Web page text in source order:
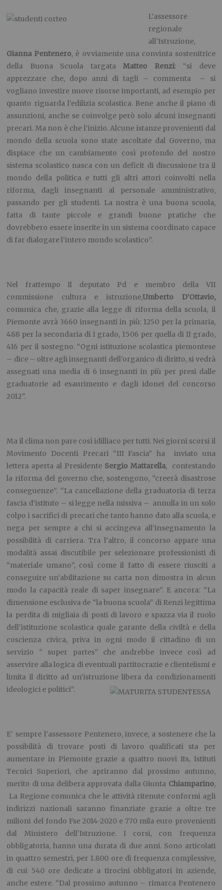
L’assessore
regionale
all’Istruzione,
Gianna Pentenero, è ovviamente una convinta sostenitrice
della Buona Scuola targataMatteo Renzi: “si deve
apprezzare che, dopo anni di tagli – commenta – si
vogliano investire nuove risorse importanti, ad esempio per
quanto riguarda l’edilizia scolastica. Bene anche il piano di
assunzioni, anche se coinvolge però solo alcuni insegnanti
precari. Ma non è che l’inizio. Alcune istanze provenienti dal
mondo della scuola sono state ascoltate dal Governo, ma
dispiace che un cambiamento così profondo del nostro
sistema scolastico nasca con un deficit di discussione tra il
mondo della politica e tutti gli altri attori coinvolti nella
riforma, dagli insegnanti al personale amministrativo,
passando per gli studenti. La nostra è una buona scuola,
fatta di tante piccole e grandi buone pratiche che
dovrebbero essere inserite in un sistema coordinato capace
di far dialogare l’intero mondo scolastico”.
Nel frattempo Il deputato Pd e membro della VII
commissione cultura e istruzione,Umberto D’Ottavio,
comunica che, grazie alla legge di riforma della scuola, il
Piemonte avrà 3660 insegnanti in più: 1250 per la primaria,
488 per la secondaria di I grado, 1506 per quella di II grado,
416 per il sostegno. “Ogni istituzione scolastica piemontese
– dice – oltre agli insegnanti dell’organico di diritto, si vedrà
assegnati una media di 6 insegnanti in più per presi dalle
graduatorie ad esaurimento e dagli idonei del concorso
2012”.
Ma il clima non pare così idilliaco per tutti. Nei giorni scorsi il
Movimento Docenti Precari “III Fascia” ha inviato una
lettera aperta al Presidente Sergio Mattarella, contestando
la riforma del governo che, sostengono, “creerà disastrose
conseguenze”. “La cancellazione della graduatoria di terza
fascia d’istituto – si legge nella missiva – annulla in un solo
colpo i sacrifici di precari che tanto hanno dato alla scuola, e
nega per sempre a chi si accingeva all’insegnamento la
possibilità di carriera. Tra l’altro, il concorso appare una
modalità assai discutibile per selezionare professionisti di
“materiale umano”, così come il fatto di essere riusciti a
conseguire un’abilitazione su carta non dimostra in alcun
modo la capacità reale di saper insegnare”. E ancora: “La
dimensione esclusiva de “la buona scuola” di Renzi legittima
la perdita di migliaia di posti di lavoro e spazza via il ruolo
dell’istituzione scolastica quale garante della civiltà e della
coscienza civica, priva in ogni modo il cittadino di un
servizio “ super partes” che andrebbe invece così ad
asservire alla logica di eventuali partitocrazie e clientelismi e
limita il diritto ad un‘istruzione libera da condizionamenti
ideologici e politici”.
E’ sempre l’assessore Pentenero, invece, a sostenere che la
possibilità di trovare posti di lavoro qualificati sta per
aumentare in Piemonte grazie a quattro nuovi Its, Istituti
Tecnici Superiori, che apriranno dal prossimo autunno,
merito di una delibera approvata dalla Giunta Chiamparino,
La Regione comunica che le attività ritenute conformi agli
indirizzi nazionali saranno finanziate grazie a oltre tre
milioni del fondo Fse 2014-2020 e 770 mila euro provenienti
dal Ministero dell’Istruzione. I corsi, con frequenza
obbligatoria, hanno una durata di due anni. Sono articolati
in quattro semestri, per 1.800 ore di frequenza complessive,
di cui 540 ore dedicate a tirocini obbligatori in aziende,
anche estere. “Dal prossimo autunno – rimarca Pentenero